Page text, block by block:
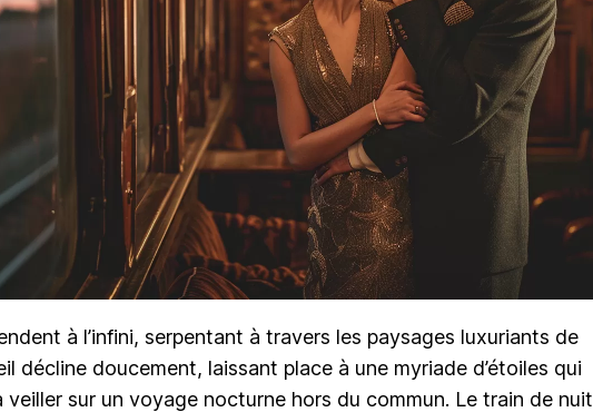
à l’infini, serpentant à travers les paysages luxuriants de
décline doucement, laissant place à une myriade d’étoiles qui
veiller sur un voyage nocturne hors du commun. Le train de nuit